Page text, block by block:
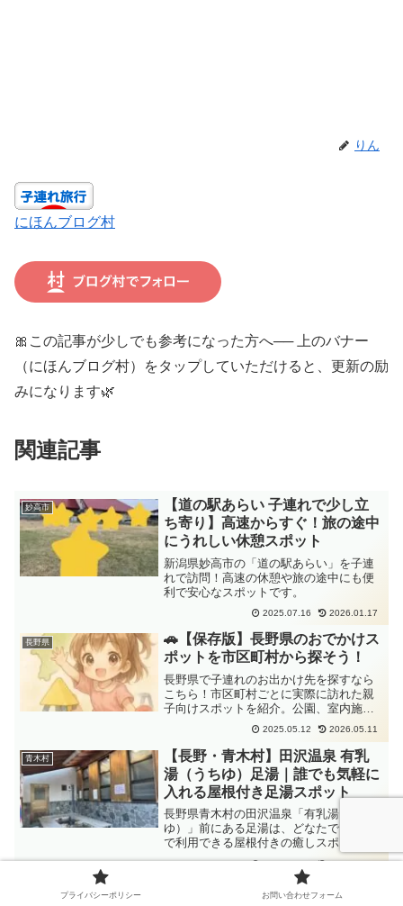
りん
にほんブログ村
🎀この記事が少しでも参考になった方へ── 上のバナー
（にほんブログ村）をタップしていただけると、更新の励
みになります🌿
関連記事
妙高市
【道の駅あらい 子連れで少し立
ち寄り】高速からすぐ！旅の途中
にうれしい休憩スポット
新潟県妙高市の「道の駅あらい」を子連
れで訪問！高速の休憩や旅の途中にも便
利で安心なスポットです。
2025.07.16 2026.01.17
長野県
🚗【保存版】長野県のおでかけス
ポットを市区町村から探そう！
長野県で子連れのお出かけ先を探すなら
こちら！市区町村ごとに実際に訪れた親
子向けスポットを紹介。公園、室内施
設、飲食店などを親目線でまとめまし
2025.05.12 2026.05.11
青木村
【長野・青木村】田沢温泉 有乳
湯（うちゆ）足湯｜誰でも気軽に
入れる屋根付き足湯スポット
長野県青木村の田沢温泉「有乳湯（うち
ゆ）」前にある足湯は、どなたでも無料
で利用できる屋根付きの癒しスポット。
散策途中の休憩にもぴったりで、ベンチ
に座ってゆっくり足を温められます。雨
2025.02.02 2026.02.09
【上田市まとめ】子どもと行ける
プライバシーポリシー お問い合わせフォーム